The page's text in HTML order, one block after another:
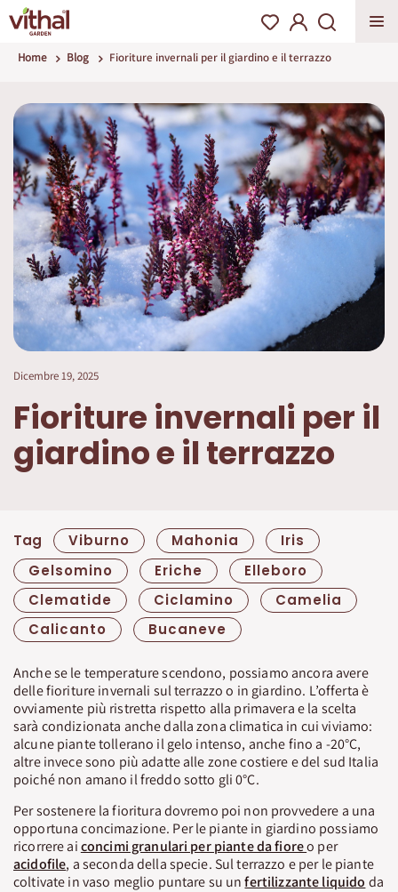
Home Blog Fioriture invernali per il giardino e il terrazzo
Dicembre 19, 2025
Fioriture invernali per il
giardino e il terrazzo
Tag Viburno Mahonia
Iris
Gelsomino
Eriche
Elleboro
Clematide
Ciclamino
Camelia
Calicanto
Bucaneve
Anche se le temperature scendono, possiamo ancora avere
delle fioriture invernali sul terrazzo o in giardino. L’offerta è
ovviamente più ristretta rispetto alla primavera e la scelta
sarà condizionata anche dalla zona climatica in cui viviamo:
alcune piante tollerano il gelo intenso, anche fino a -20°C,
altre invece sono più adatte alle zone costiere e del sud Italia
poiché non amano il freddo sotto gli 0°C.
Per sostenere la fioritura dovremo poi non provvedere a una
opportuna concimazione. Per le piante in giardino possiamo
ricorrere aiconcimi granulari per piante da fioreo per
acidofile, a seconda della specie. Sul terrazzo e per le piante
coltivate in vaso meglio puntare su unfertilizzante liquido da